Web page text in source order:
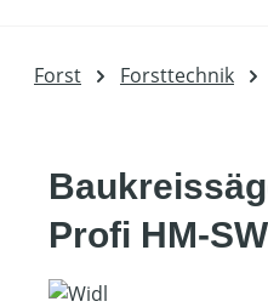
Forst Forsttechnik
Profi HM-